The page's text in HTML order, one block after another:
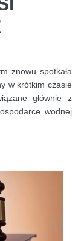
znowu spotkała
w krótkim czasie
głównie z
wodnej